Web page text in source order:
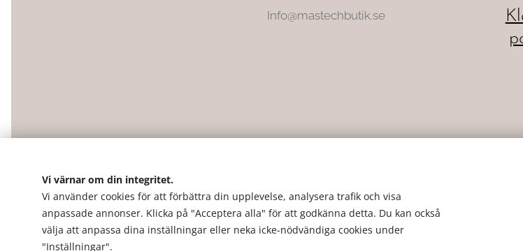
Info@mastechbutik.se
Vi värnar om din integritet.
Vi använder cookies för att förbättra din upplevelse, analysera trafik och visa
anpassade annonser. Klicka på "Acceptera alla" för att godkänna detta. Du kan också
välja att anpassa dina inställningar eller neka icke-nödvändiga cookies under
"Inställningar".